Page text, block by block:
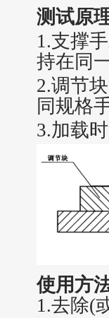
测试原
1.支撑
持在同
2.调节
同规格
3.加载
使用方
1.去除(